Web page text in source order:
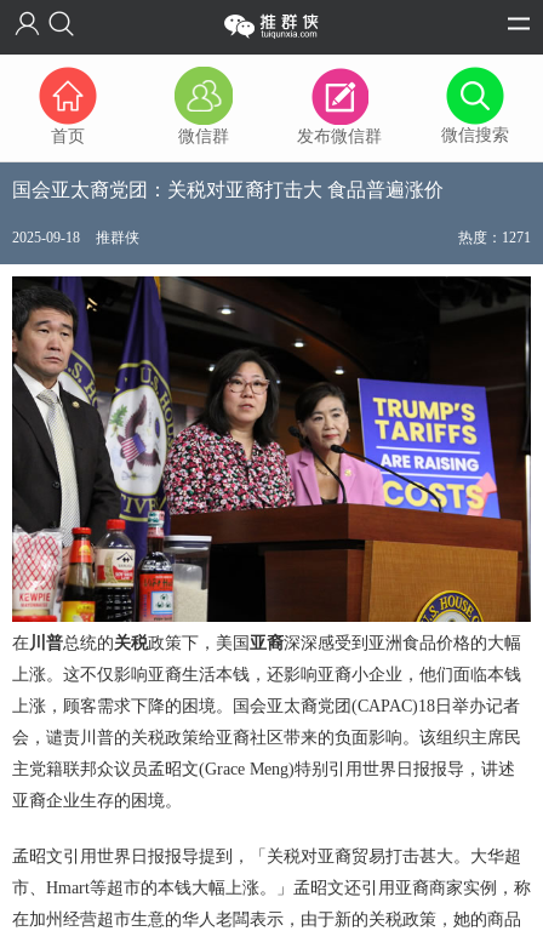
首页 微信群 发布微信群 微信搜索
国会亚太裔党团：关税对亚裔打击大 食品普遍涨价
2025-09-18 推群侠 热度：1271
在川普总统的关税政策下，美国 亚裔深深感受到亚洲食品价格的大幅
上涨。这不仅影响亚裔生活本钱，还影响亚裔小企业，他们面临本钱
上涨，顾客需求下降的困境。国会亚太裔党团(CAPAC)18日举办记者
会，谴责川普的关税政策给亚裔社区带来的负面影响。该组织主席民
主党籍联邦众议员孟昭文(Grace Meng)特别引用世界日报报导，讲述
亚裔企业生存的困境。
孟昭文引用世界日报报导提到，「关税对亚裔贸易打击甚大。大华超
市、Hmart等超市的本钱大幅上涨。」孟昭文还引用亚裔商家实例，称
在加州经营超市生意的华人老闆表示，由于新的关税政策，她的商品